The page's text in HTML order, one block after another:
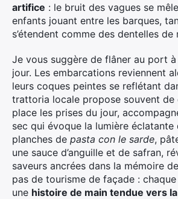
artifice : le bruit des vagues se
enfants jouant entre les barques,
s’étendent comme des dentelles de
Je vous suggère de flâner au port
jour. Les embarcations reviennent
leurs coques peintes se reflétant
trattoria locale propose souvent de
place les prises du jour,
sec qui évoque la lumière éclatante
planches de pasta con le sarde,
une sauce d’anguille et de safran,
saveurs ancrées dans la mémoire
pas de tourisme de façade :
une histoire de main tendue vers